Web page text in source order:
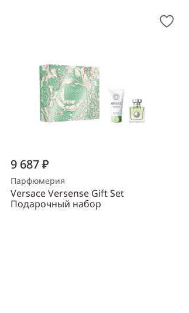
9 687 ₽
Парфюмерия
Versace Versense Gift Set
Подарочный набор